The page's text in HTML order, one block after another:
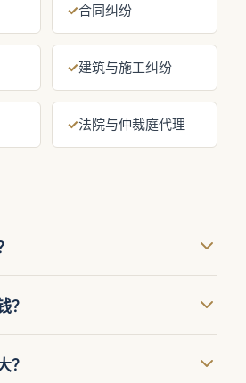
✓合同纠纷
✓建筑与施工纠纷
✓法院与仲裁庭代理
有利时我们会争取和解，不利时
？
成本与可能的收益。
？